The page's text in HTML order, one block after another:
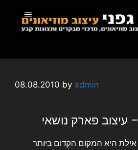
08.08.2010 by admin
פארק נושאי
היא המקום הקדום ביותר